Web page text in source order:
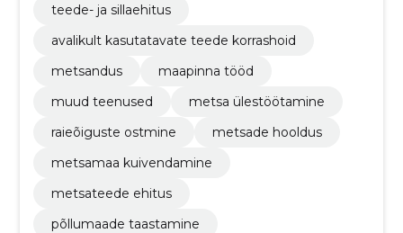
teede- ja sillaehitus
avalikult kasutatavate teede korrashoid
metsandus
maapinna tööd
muud teenused
metsa ülestöötamine
raieõiguste ostmine
metsade hooldus
metsamaa kuivendamine
metsateede ehitus
põllumaade taastamine